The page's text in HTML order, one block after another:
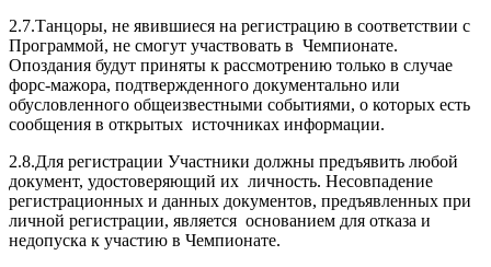
2.7.Танцоры, не явившиеся на регистрацию в соответствии с
Программой, не смогут участвовать в Чемпионате.
Опоздания будут приняты к рассмотрению только в случае
форс-мажора, подтвержденного документально или
обусловленного общеизвестными событиями, о которых есть
сообщения в открытых источниках информации.
2.8.Для регистрации Участники должны предъявить любой
документ, удостоверяющий их личность. Несовпадение
регистрационных и данных документов, предъявленных при
личной регистрации, является основанием для отказа и
недопуска к участию в Чемпионате.